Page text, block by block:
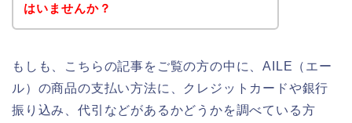
はいませんか？
もしも、こちらの記事をご覧の方の中に、AILE（エー
ル）の商品の支払い方法に、クレジットカードや銀行
振り込み、代引などがあるかどうかを調べている方